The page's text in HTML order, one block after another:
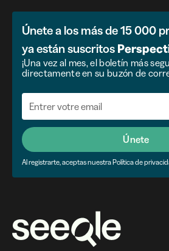
Únete a los más de 15 000
ya están suscritos
¡Una vez al mes, el boletín más
directamente en su buzón de
Únete
Al registrarte, aceptas nuestra Política de